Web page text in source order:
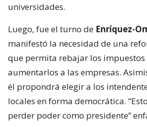
universidades.
Luego, fue el turno de Enríquez-
manifestó la necesidad de una
que permita rebajar los impuestos
aumentarlos a las empresas.
él propondrá elegir a los
locales en forma democrática.
perder poder como presidente”